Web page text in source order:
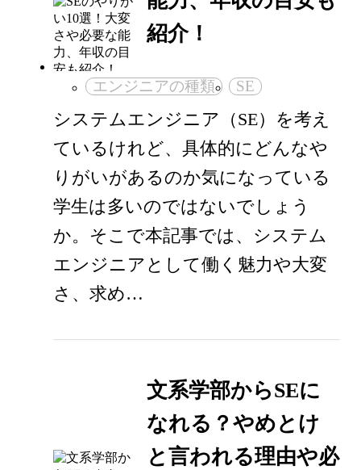
紹介！
エンジニアの種類 SE
システムエンジニア（SE）を考え
ているけれど、具体的にどんなや
りがいがあるのか気になっている
学生は多いのではないでしょう
か。そこで本記事では、システム
エンジニアとして働く魅力や大変
さ、求め…
文系学部からSEに
なれる？やめとけ
と言われる理由や必